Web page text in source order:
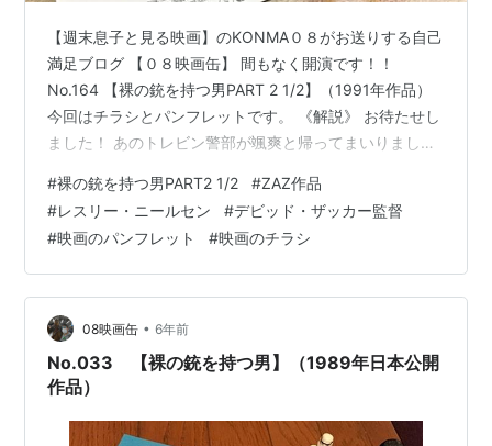
【週末息子と見る映画】のKONMA０８がお送りする自己
満足ブログ 【０８映画缶】 間もなく開演です！！
No.164 【裸の銃を持つ男PART 2 1/2】（1991年作品）
今回はチラシとパンフレットです。 《解説》 お待たせし
ました！ あのトレビン警部が颯爽と帰ってまいりまし
ら【E.T.】【カサブランカ】等々 そして何と【T2】ま
で！これら大ヒット作のパロディをはじめギャグ満載の
笑いのパワーは前作を遙～かに凌ぐだけでなくコメディ
を見慣れた人たちにも強烈な衝撃を与えてしまったの
だ！ 全米では公開と同時にヒットチャートのトップに踊
り出るとと…
#裸の銃を持つ男PART2 1/2 #ZAZ作品
#レスリー・ニールセン #デビッド・ザッカー監督
#映画のパンフレット #映画のチラシ
08映画缶 • 6年前
No.033 【裸の銃を持つ男】（1989年日本公開
作品）